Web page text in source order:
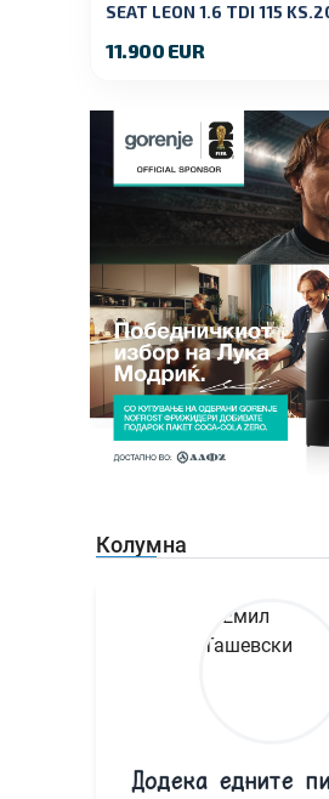
SEAT LEON 1.6 TDI 115
11.900 EUR
Колумна
Додека едните